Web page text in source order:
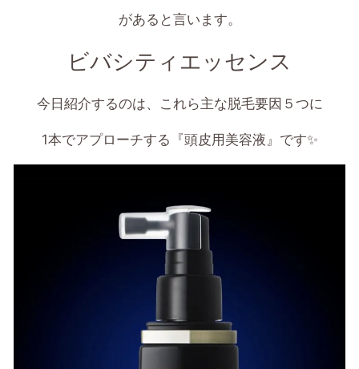
があると言います。
ビバシティエッセンス
今日紹介するのは、これら主な脱毛要因５つに
1本でアプローチする『頭皮用美容液』です✨